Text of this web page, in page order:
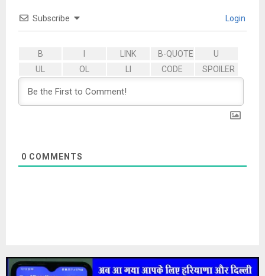
Subscribe Login
0 COMMENTS